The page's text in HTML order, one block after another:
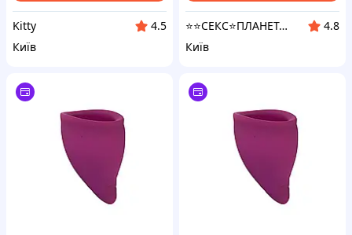
Kitty
4.5
Київ
⭐️⭐️СЕКС⭐️ПЛАНЕТА⭐️⭐️
4.8
Київ